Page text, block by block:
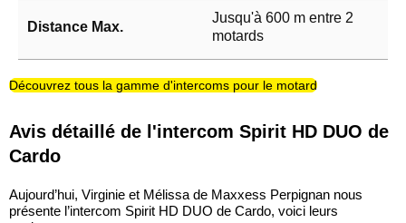
Distance Max.
Jusqu'à 600 m entre 2
motards
Découvrez tous la gamme d'intercoms pour le motard
Avis détaillé de l'intercom Spirit HD DUO de
Cardo
Aujourd’hui, Virginie et Mélissa de Maxxess Perpignan nous
présente l’intercom Spirit HD DUO de Cardo, voici leurs